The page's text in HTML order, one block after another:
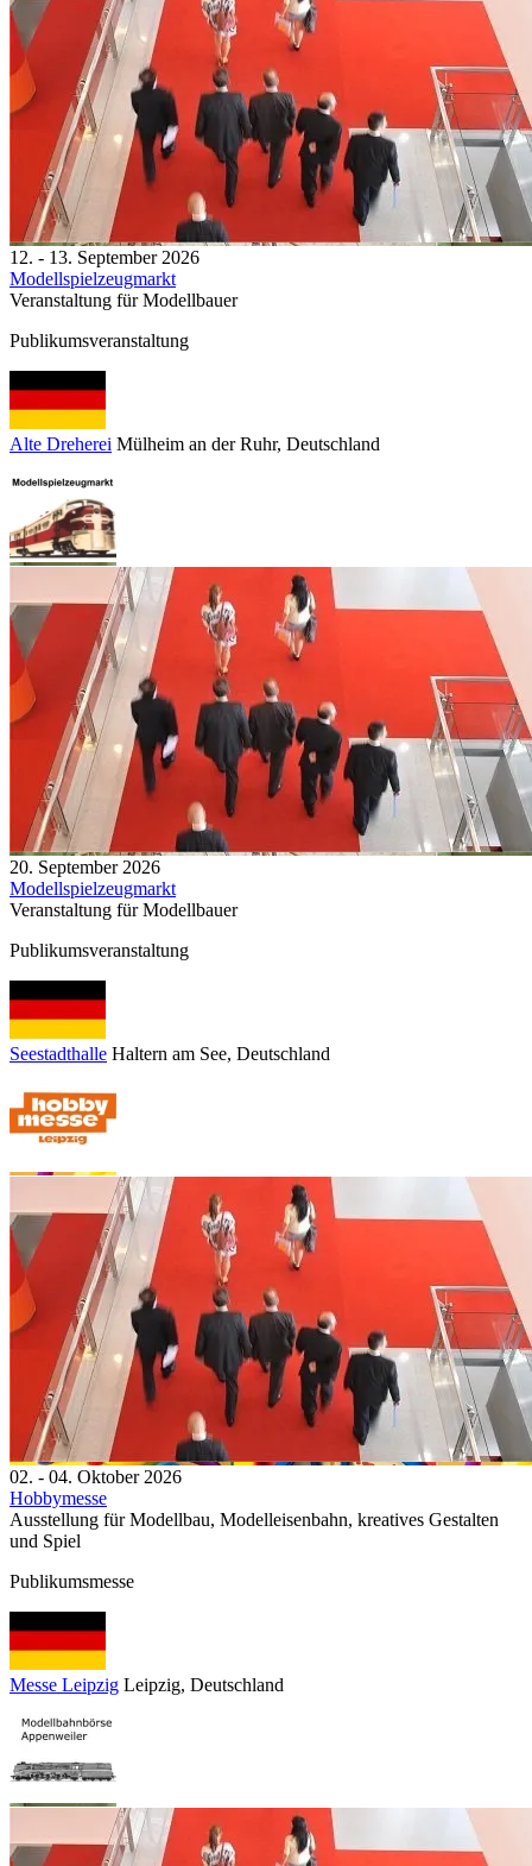
12. - 13. September 2026
Modellspielzeugmarkt
Veranstaltung für Modellbauer
Publikumsveranstaltung
Alte Dreherei Mülheim an der Ruhr, Deutschland
20. September 2026
Modellspielzeugmarkt
Veranstaltung für Modellbauer
Publikumsveranstaltung
Seestadthalle Haltern am See, Deutschland
02. - 04. Oktober 2026
Hobbymesse
Ausstellung für Modellbau, Modelleisenbahn, kreatives Gestalten
und Spiel
Publikumsmesse
Messe Leipzig Leipzig, Deutschland